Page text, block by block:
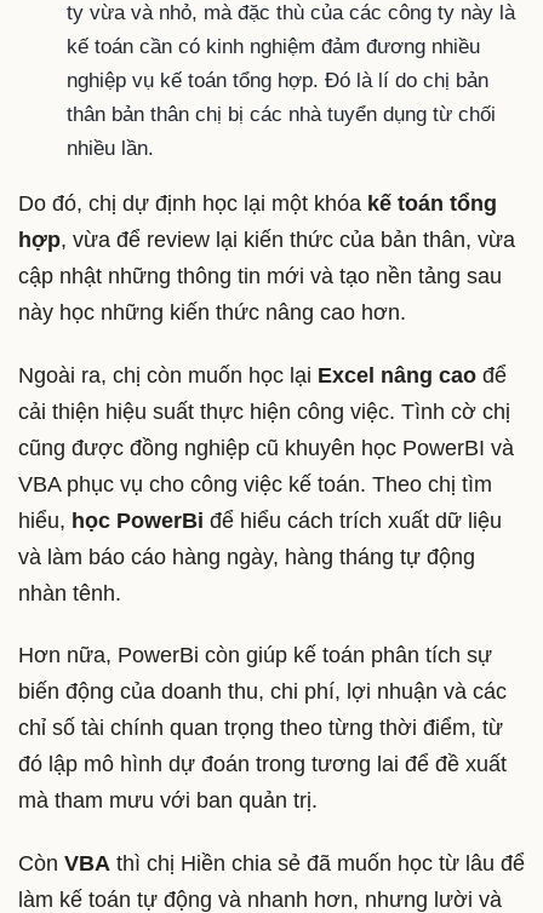
ty vừa và nhỏ, mà đặc thù của các công ty này là
kế toán cần có kinh nghiệm đảm đương nhiều
nghiệp vụ kế toán tổng hợp. Đó là lí do chị bản
thân bản thân chị bị các nhà tuyển dụng từ chối
nhiều lần.
Do đó, chị dự định học lại một khóa kế toán tổng
hợp, vừa để review lại kiến thức của bản thân, vừa
cập nhật những thông tin mới và tạo nền tảng sau
này học những kiến thức nâng cao hơn.
Ngoài ra, chị còn muốn học lại Excel nâng cao để
cải thiện hiệu suất thực hiện công việc. Tình cờ chị
cũng được đồng nghiệp cũ khuyên học PowerBI và
VBA phục vụ cho công việc kế toán. Theo chị tìm
hiểu, học PowerBi để hiểu cách trích xuất dữ liệu
và làm báo cáo hàng ngày, hàng tháng tự động
nhàn tênh.
Hơn nữa, PowerBi còn giúp kế toán phân tích sự
biến động của doanh thu, chi phí, lợi nhuận và các
chỉ số tài chính quan trọng theo từng thời điểm, từ
đó lập mô hình dự đoán trong tương lai để đề xuất
mà tham mưu với ban quản trị.
Còn VBA thì chị Hiền chia sẻ đã muốn học từ lâu để
làm kế toán tự động và nhanh hơn, nhưng lười và